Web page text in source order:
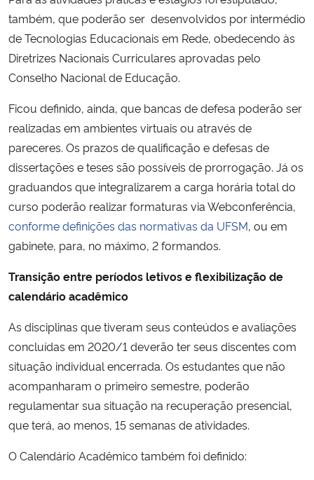
também, que poderão ser desenvolvidos por intermédio
de Tecnologias Educacionais em Rede, obedecendo às
Diretrizes Nacionais Curriculares aprovadas pelo
Conselho Nacional de Educação.
Ficou definido, ainda, que bancas de defesa poderão ser
realizadas em ambientes virtuais ou através de
pareceres. Os prazos de qualificação e defesas de
dissertações e teses são possíveis de prorrogação. Já os
graduandos que integralizarem a carga horária total do
curso poderão realizar formaturas via Webconferência,
conforme definições das normativas da UFSM, ou em
gabinete, para, no máximo, 2 formandos.
Transição entre períodos letivos e flexibilização de
calendário acadêmico
As disciplinas que tiveram seus conteúdos e avaliações
concluídas em 2020/1 deverão ter seus discentes com
situação individual encerrada. Os estudantes que não
acompanharam o primeiro semestre, poderão
regulamentar sua situação na recuperação presencial,
que terá, ao menos, 15 semanas de atividades.
O Calendário Acadêmico também foi definido: